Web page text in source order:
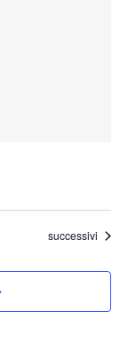
Eventi
successivi